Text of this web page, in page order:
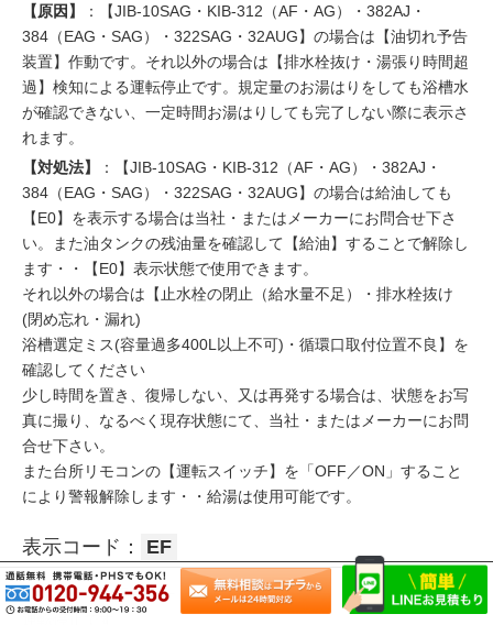
【原因】
：【JIB-10SAG・KIB-312（AF・AG）・382AJ・
384（EAG・SAG）・322SAG・32AUG】の場合は【油切れ予告
装置】作動です。それ以外の場合は【排水栓抜け・湯張り時間超
過】検知による運転停止です。規定量のお湯はりをしても浴槽水
が確認できない、一定時間お湯はりしても完了しない際に表示さ
れます。
【対処法】
：【JIB-10SAG・KIB-312（AF・AG）・382AJ・
384（EAG・SAG）・322SAG・32AUG】の場合は給油しても
【E0】を表示する場合は当社・またはメーカーにお問合せ下さ
い。また油タンクの残油量を確認して【給油】することで解除し
ます・・【E0】表示状態で使用できます。
それ以外の場合は【止水栓の閉止（給水量不足）・排水栓抜け
(閉め忘れ・漏れ)
浴槽選定ミス(容量過多400L以上不可)・循環口取付位置不良】を
確認してください
少し時間を置き、復帰しない、又は再発する場合は、状態をお写
真に撮り、なるべく現存状態にて、当社・またはメーカーにお問
合せ下さい。
また台所リモコンの【運転スイッチ】を「OFF／ON」すること
により警報解除します・・給湯は使用可能です。
表示コード： EF
【原因】：太陽熱サーミスタの【断線 又は ショート】による